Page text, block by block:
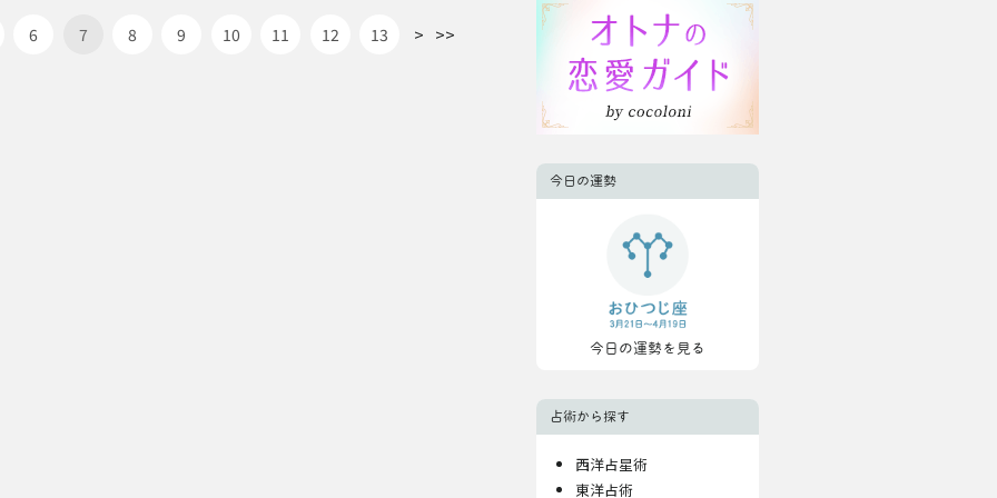
6 7 8 9 10 11 12 13 > >>
今日の運勢
今日の運勢を見る
占術から探す
西洋占星術
東洋占術